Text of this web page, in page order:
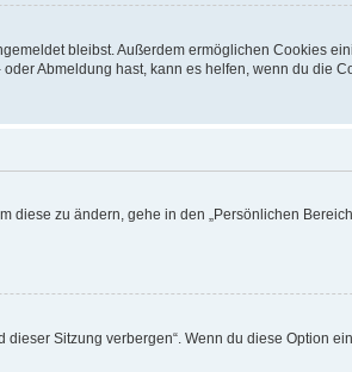
bleibst. Außerdem ermöglichen Cookies
Abmeldung hast, kann es helfen, wenn du die
zu ändern, gehe in den „Persönlichen
Sitzung verbergen“. Wenn du diese Option